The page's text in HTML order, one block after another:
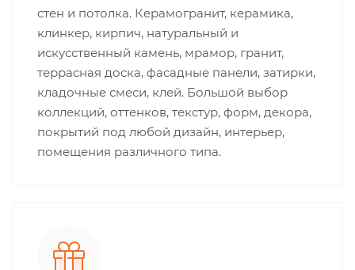
стен и потолка. Керамогранит, керамика,
клинкер, кирпич, натуральный и
искусственный камень, мрамор, гранит,
террасная доска, фасадные панели, затирки,
кладочные смеси, клей. Большой выбор
коллекций, оттенков, текстур, форм, декора,
покрытий под любой дизайн, интерьер,
помещения различного типа.